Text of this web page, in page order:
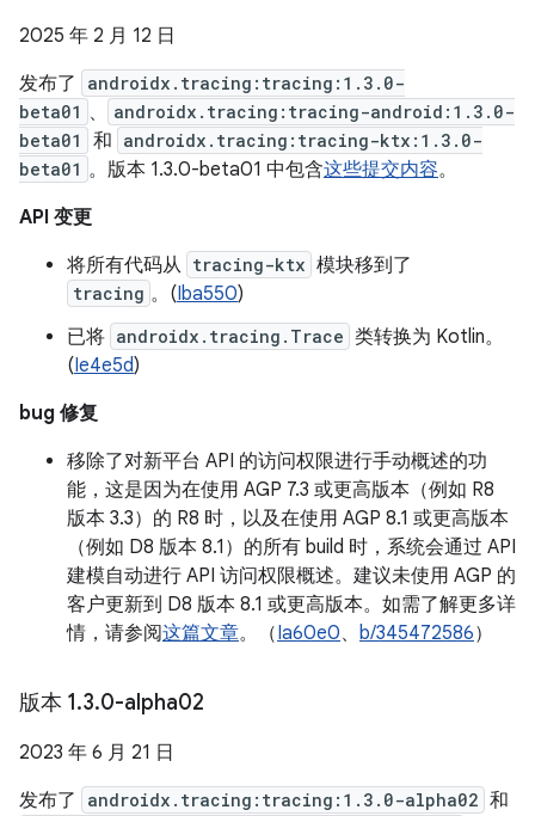
2025 年 2 月 12 日
发布了
androidx.tracing:tracing:1.3.0-
beta01 、
androidx.tracing:tracing-android:1.3.0-
beta01
和 androidx.tracing:tracing-ktx:1.3.0-
beta01 。版本 1.3.0-beta01 中包含这些提交内容。
API 变更
将所有代码从 tracing-ktx 模块移到了
tracing 。(Iba550)
已将 androidx.tracing.Trace 类转换为 Kotlin。
(Ie4e5d)
bug 修复
移除了对新平台 API 的访问权限进行手动概述的功
能，这是因为在使用 AGP 7.3 或更高版本（例如 R8
版本 3.3）的 R8 时，以及在使用 AGP 8.1 或更高版本
（例如 D8 版本 8.1）的所有 build 时，系统会通过 API
建模自动进行 API 访问权限概述。建议未使用 AGP 的
客户更新到 D8 版本 8.1 或更高版本。如需了解更多详
情，请参阅这篇文章。（Ia60e0、 b/345472586）
版本 1.3.0-alpha02
2023 年 6 月 21 日
发布了
androidx.tracing:tracing:1.3.0-alpha02 和